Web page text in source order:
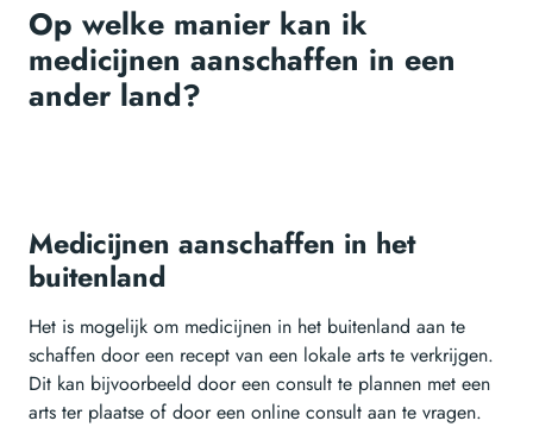
Op welke manier kan ik
medicijnen aanschaffen in een
ander land?
Medicijnen aanschaffen in het
buitenland
Het is mogelijk om medicijnen in het buitenland aan te
schaffen door een recept van een lokale arts te verkrijgen.
Dit kan bijvoorbeeld door een consult te plannen met een
arts ter plaatse of door een online consult aan te vragen.